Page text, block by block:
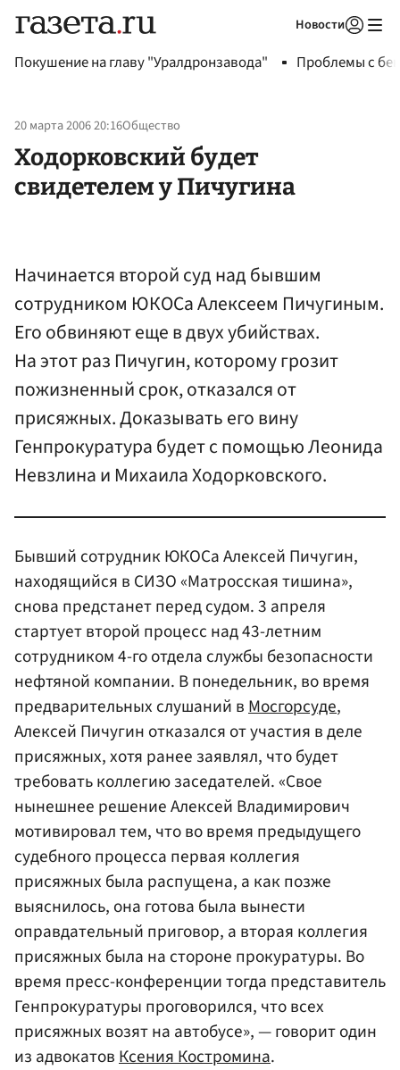
Новости
Покушение на главу "Уралдронзавода" Проблемы с
20 марта 2006 20:16Общество
Ходорковский будет
свидетелем у Пичугина
Начинается второй суд над бывшим
сотрудником ЮКОСа Алексеем Пичугиным.
Его обвиняют еще в двух убийствах.
На этот раз Пичугин, которому грозит
пожизненный срок, отказался от
присяжных. Доказывать его вину
Генпрокуратура будет с помощью Леонида
Невзлина и Михаила Ходорковского.
Бывший сотрудник ЮКОСа Алексей Пичугин,
находящийся в СИЗО «Матросская тишина»,
снова предстанет перед судом. 3 апреля
стартует второй процесс над 43-летним
сотрудником 4-го отдела службы безопасности
нефтяной компании. В понедельник, во время
предварительных слушаний в Мосгорсуде,
Алексей Пичугин отказался от участия в деле
присяжных, хотя ранее заявлял, что будет
требовать коллегию заседателей. «Свое
нынешнее решение Алексей Владимирович
мотивировал тем, что во время предыдущего
судебного процесса первая коллегия
присяжных была распущена, а как позже
выяснилось, она готова была вынести
оправдательный приговор, а вторая коллегия
присяжных была на стороне прокуратуры. Во
время пресс-конференции тогда представитель
Генпрокуратуры проговорился, что всех
присяжных возят на автобусе», — говорит один
из адвокатов Ксения Костромина.